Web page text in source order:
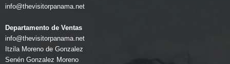
info@thevisitorpanama.net
Departamento de Ventas
info@thevisitorpanama.net
Itzila Moreno de Gonzalez
Senén Gonzalez Moreno